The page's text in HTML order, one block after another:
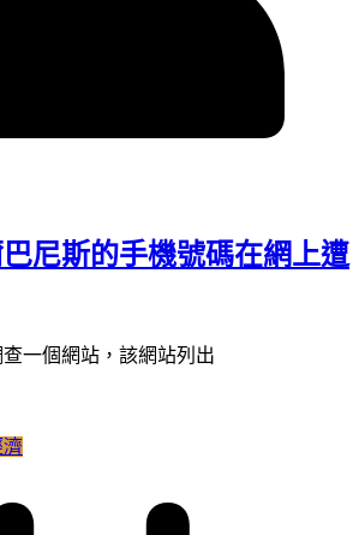
尼斯的手機號碼在網上遭
一個網站，該網站列出
濟